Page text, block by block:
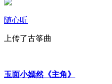
随心听
上传了古筝曲
玉面小嫣然《主角》